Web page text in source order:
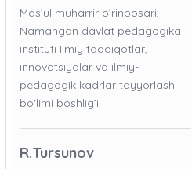
Mas’ul muharrir o’rinbosari,
Namangan davlat pedagogika
instituti Ilmiy tadqiqotlar,
innovatsiyalar va ilmiy-
pedagogik kadrlar tayyorlash
bo'limi boshlig’i
R.Tursunov